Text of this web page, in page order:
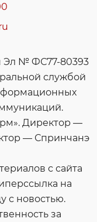
Эл № ФС77-80393
службой
Директор —
— Спринчанэ
с сайта
на
с новостью.
за